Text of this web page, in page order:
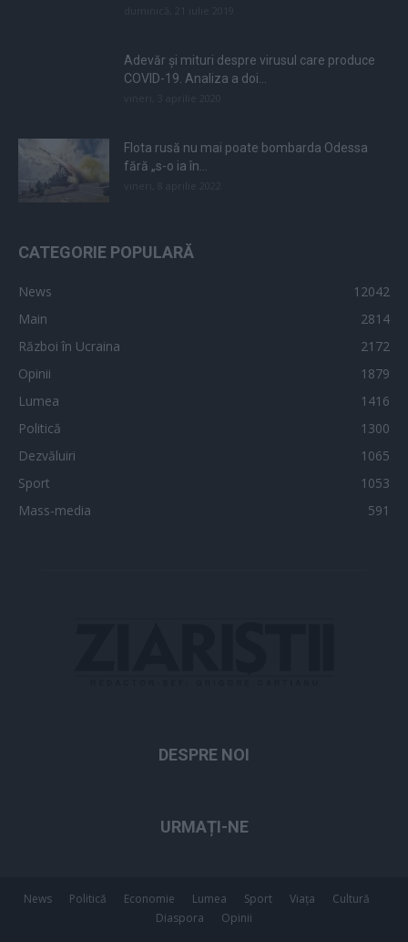
Adevăr și mituri despre virusul care produce
COVID-19. Analiza a doi...
Flota rusă nu mai poate bombarda Odessa
fără „s-o ia în...
CATEGORIE POPULARĂ
News
12042
Main
2814
Război în Ucraina
2172
Opinii
1879
Lumea
1416
Politică
1300
Dezvăluiri
1065
Sport
1053
Mass-media
591
DESPRE NOI
URMAȚI-NE
News Politică Economie Lumea Sport Viața
Cultură
Diaspora
Opinii